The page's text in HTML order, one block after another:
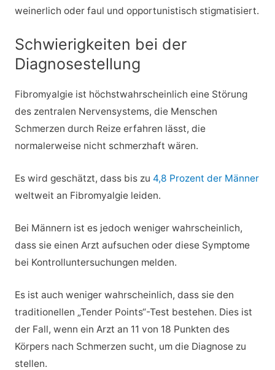
weinerlich oder faul und opportunistisch stigmatisiert.
Schwierigkeiten bei der
Diagnosestellung
Fibromyalgie ist höchstwahrscheinlich eine Störung
des zentralen Nervensystems, die Menschen
Schmerzen durch Reize erfahren lässt, die
normalerweise nicht schmerzhaft wären.
Es wird geschätzt, dass bis zu 4,8 Prozent der Männer
weltweit an Fibromyalgie leiden.
Bei Männern ist es jedoch weniger wahrscheinlich,
dass sie einen Arzt aufsuchen oder diese Symptome
bei Kontrolluntersuchungen melden.
Es ist auch weniger wahrscheinlich, dass sie den
traditionellen „Tender Points“-Test bestehen. Dies ist
der Fall, wenn ein Arzt an 11 von 18 Punkten des
Körpers nach Schmerzen sucht, um die Diagnose zu
stellen.